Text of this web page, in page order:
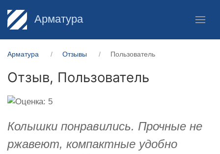
Арматура
Арматура Отзывы Пользователь
Отзыв, Пользователь
Колышки понравились. Прочные не
ржавеют, компактные удобно